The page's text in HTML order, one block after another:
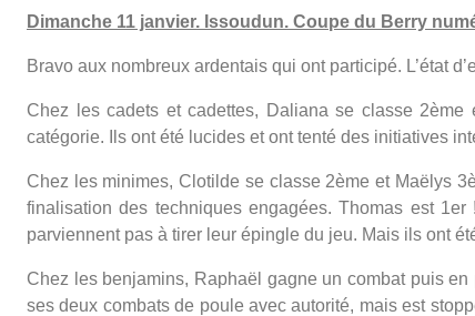
Dimanche 11 janvier. Issoudun. Coupe du Berry
Bravo aux nombreux ardentais qui ont participé. L’état
Chez les cadets et cadettes, Daliana se classe
catégorie. Ils ont été lucides et ont tenté des initiatives
Chez les minimes, Clotilde se classe 2ème et Maëlys
finalisation des techniques engagées. Thomas est
parviennent pas à tirer leur épingle du jeu. Mais ils ont
Chez les benjamins, Raphaël gagne un combat puis
ses deux combats de poule avec autorité, mais est